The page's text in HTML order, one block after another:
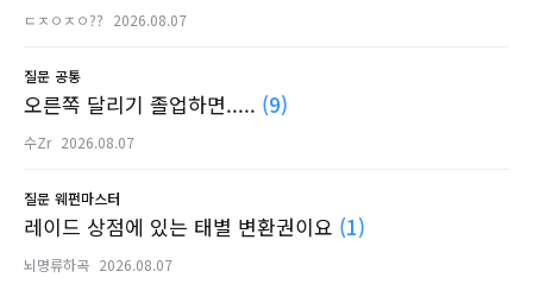
ㄷㅈㅇㅈㅇ?? 2026.08.07
질문 공통
오른쪽 달리기 졸업하면..... (9)
수Zr 2026.08.07
질문 웨펀마스터
레이드 상점에 있는 태별 변환권이요 (1)
뇌명류하곡 2026.08.07